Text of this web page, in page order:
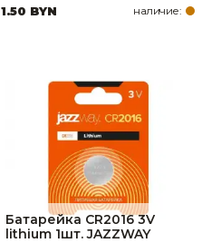
1.50 BYN наличие:
Батарейка CR2016 3V
lithium 1шт. JAZZWAY